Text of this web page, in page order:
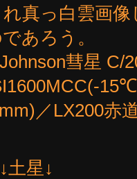
真っ白雲画
あろう。
彗星 C/
／LX200赤
土星↓